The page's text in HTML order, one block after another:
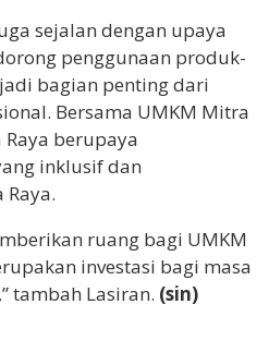
sejalan dengan upaya
penggunaan produk-
bagian penting dari
Bersama UMKM Mitra
Raya berupaya
inklusif dan
ruang bagi UMKM
investasi bagi masa
tambah Lasiran. (sin)